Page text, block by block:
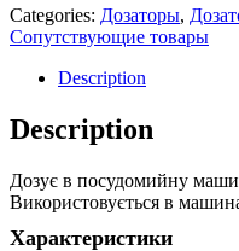
Categories: Дозаторы,
Сопутствующие товары
Description
Description
Дозує в посудомийну
Використовується в
Характеристики